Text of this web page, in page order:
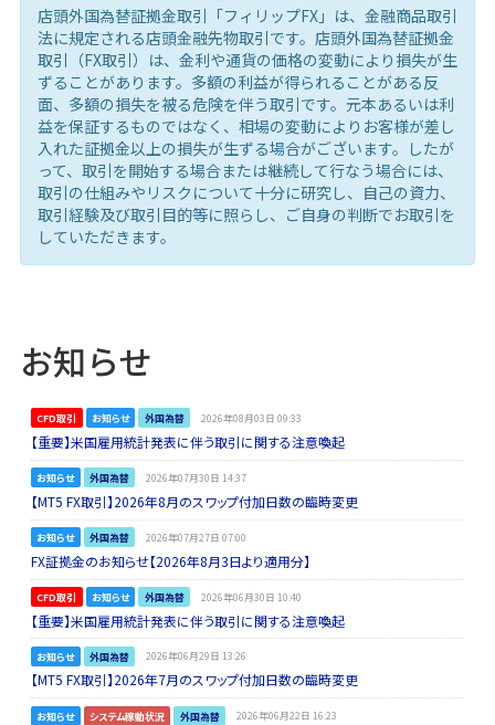
店頭外国為替証拠金取引「フィリップFX」は、金融商品取引
法に規定される店頭金融先物取引です。店頭外国為替証拠金
取引（FX取引）は、金利や通貨の価格の変動により損失が生
ずることがあります。多額の利益が得られることがある反
面、多額の損失を被る危険を伴う取引です。元本あるいは利
益を保証するものではなく、相場の変動によりお客様が差し
入れた証拠金以上の損失が生ずる場合がございます。したが
って、取引を開始する場合または継続して行なう場合には、
取引の仕組みやリスクについて十分に研究し、自己の資力、
取引経験及び取引目的等に照らし、ご自身の判断でお取引を
していただきます。
お知らせ
CFD取引 お知らせ 外国為替 2026年08月03日 09:33
【重要】米国雇用統計発表に伴う取引に関する注意喚起
お知らせ 外国為替 2026年07月30日 14:37
【MT5 FX取引】2026年8月のスワップ付加日数の臨時変更
お知らせ 外国為替 2026年07月27日 07:00
FX証拠金のお知らせ【2026年8月3日より適用分】
CFD取引 お知らせ 外国為替 2026年06月30日 10:40
【重要】米国雇用統計発表に伴う取引に関する注意喚起
お知らせ 外国為替 2026年06月29日 13:26
【MT5 FX取引】2026年7月のスワップ付加日数の臨時変更
お知らせ システム稼動状況 外国為替 2026年06月22日 16:23